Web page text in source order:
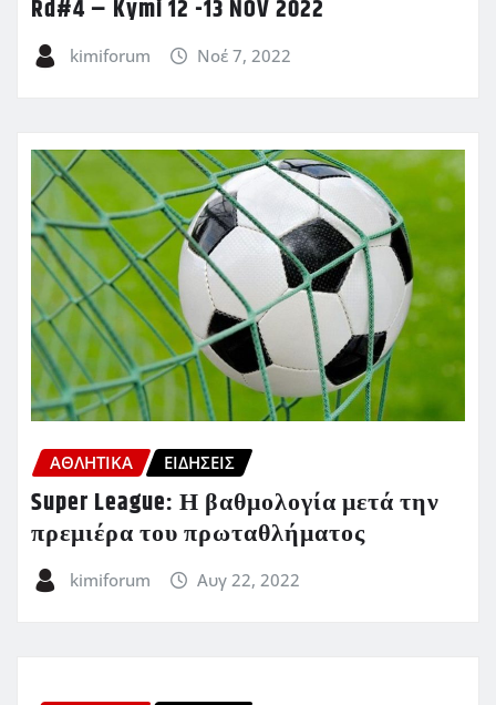
Rd#4 – Kymi 12 -13 NOV 2022
kimiforum Νοέ 7, 2022
ΑΘΛΗΤΙΚΑ ΕΙΔΗΣΕΙΣ
Super League: Η βαθμολογία μετά την
πρεμιέρα του πρωταθλήματος
kimiforum Αυγ 22, 2022